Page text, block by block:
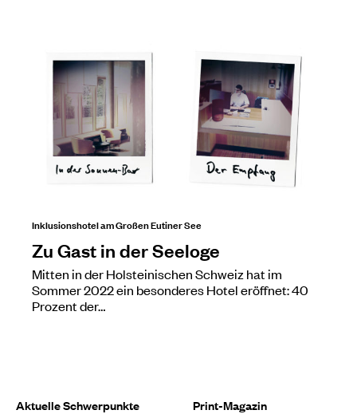
Inklusionshotel am Großen Eutiner See
Zu Gast in der Seeloge
Mitten in der Holsteinischen Schweiz hat im
Sommer 2022 ein besonderes Hotel eröffnet: 40
Prozent der…
Aktuelle Schwerpunkte Print-Magazin